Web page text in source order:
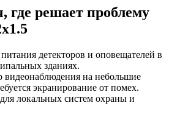
где решает проблему
детекторов и оповещателей в
зданиях.
видеонаблюдения на небольшие
экранирование от помех.
локальных систем охраны и